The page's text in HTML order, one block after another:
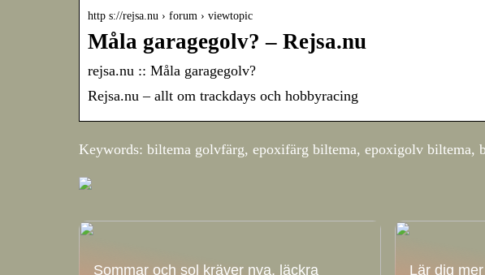
http s://rejsa.nu › forum › viewtopic
Måla garagegolv? – Rejsa.nu
rejsa.nu :: Måla garagegolv?
Rejsa.nu – allt om trackdays och hobbyracing
Keywords: biltema golvfärg, epoxifärg biltema, epoxigolv biltema,
Sommar och sol kräver nya, läckra Lär dig